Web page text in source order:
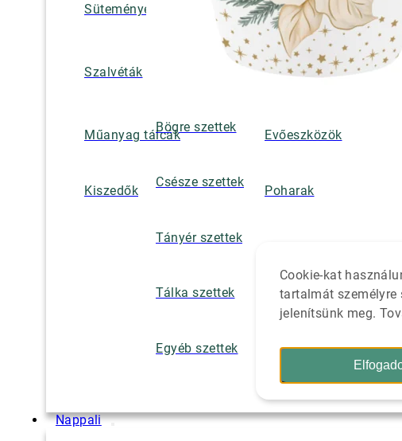
Süteményes és tortatálak Pohár / tányéralátétek
Szalvéták
Szalvétatartók, só- és
borsszórók
Műanyag tálcák Evőeszközök
Kiszedők Poharak
Bögre szettek
Csésze szettek
Tányér szettek
Tálka szettek
Egyéb szettek
Nappali
Cookie-kat
tartalmát személyre
jelenítsünk meg.